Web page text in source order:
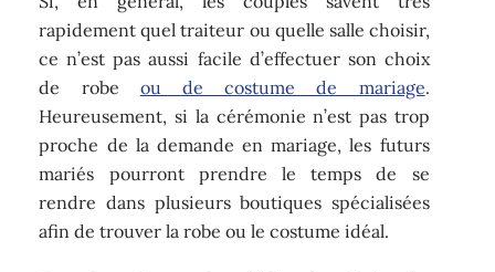
rapidement quel traiteur ou quelle salle choisir,
ce n’est pas aussi facile d’effectuer son choix
de robe ou de costume de mariage.
Heureusement, si la cérémonie n’est pas trop
proche de la demande en mariage, les futurs
mariés pourront prendre le temps de se
rendre dans plusieurs boutiques spécialisées
afin de trouver la robe ou le costume idéal.